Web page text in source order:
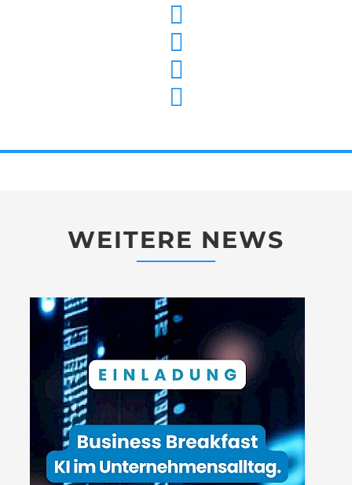
WEITERE NEWS